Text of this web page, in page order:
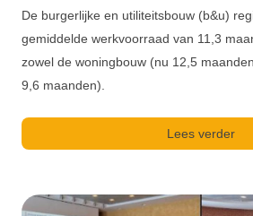
De burgerlijke en utiliteitsbouw (b&u)
gemiddelde werkvoorraad van 11,3
zowel de woningbouw (nu 12,5
9,6 maanden).
Lees verder